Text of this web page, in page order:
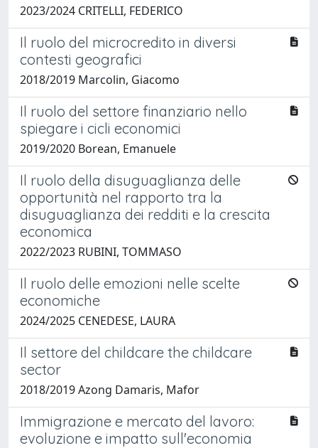
2023/2024 CRITELLI, FEDERICO
Il ruolo del microcredito in diversi
contesti geografici
2018/2019 Marcolin, Giacomo
Il ruolo del settore finanziario nello
spiegare i cicli economici
2019/2020 Borean, Emanuele
Il ruolo della disuguaglianza delle
opportunità nel rapporto tra la
disuguaglianza dei redditi e la crescita
economica
2022/2023 RUBINI, TOMMASO
Il ruolo delle emozioni nelle scelte
economiche
2024/2025 CENEDESE, LAURA
Il settore del childcare the childcare
sector
2018/2019 Azong Damaris, Mafor
Immigrazione e mercato del lavoro:
evoluzione e impatto sull'economia